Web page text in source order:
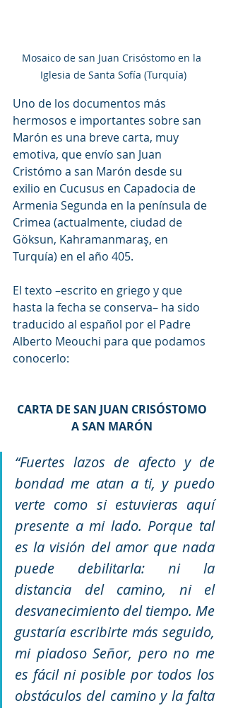
Mosaico de san Juan Crisóstomo en la
Iglesia de Santa Sofía (Turquía)
Uno de los documentos más
hermosos e importantes sobre san
Marón es una breve carta, muy
emotiva, que envío san Juan
Cristómo a san Marón desde su
exilio en Cucusus en Capadocia de
Armenia Segunda en la península de
Crimea (actualmente, ciudad de
Göksun, Kahramanmaraş, en
Turquía) en el año 405.
El texto –escrito en griego y que
hasta la fecha se conserva– ha sido
traducido al español por el Padre
Alberto Meouchi para que podamos
conocerlo:
CARTA DE SAN JUAN CRISÓSTOMO
A SAN MARÓN
“Fuertes lazos de afecto y de
bondad me atan a ti, y puedo
verte como si estuvieras aquí
presente a mi lado. Porque tal
es la visión del amor que nada
puede debilitarla: ni la
distancia del camino, ni el
desvanecimiento del tiempo. Me
gustaría escribirte más seguido,
mi piadoso Señor, pero no me
es fácil ni posible por todos los
obstáculos del camino y la falta